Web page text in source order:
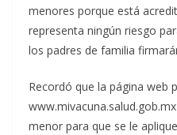
menores porque está
representa ningún riesgo
los padres de familia
Recordó que la página web
menor para que se le